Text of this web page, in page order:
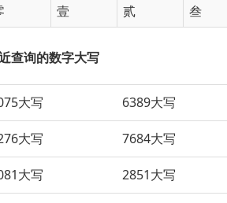
壹 贰 叁
查询的数字大写
大写 6389大写
大写 7684大写
大写 2851大写